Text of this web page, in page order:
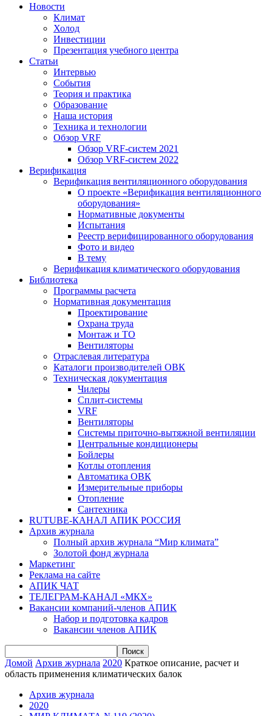
Новости
Климат
Холод
Инвестиции
Презентация учебного центра
Статьи
Интервью
События
Теория и практика
Образование
Наша история
Техника и технологии
Обзор VRF
Обзор VRF-систем 2021
Обзор VRF-систем 2022
Верификация
Верификация вентиляционного оборудования
О проекте «Верификация вентиляционного
оборудования»
Нормативные документы
Испытания
Реестр верифицированного оборудования
Фото и видео
В тему
Верификация климатического оборудования
Библиотека
Программы расчета
Нормативная документация
Проектирование
Охрана труда
Монтаж и ТО
Вентиляторы
Отраслевая литература
Каталоги производителей ОВК
Техническая документация
Чилеры
Сплит-системы
VRF
Вентиляторы
Системы приточно-вытяжной вентиляции
Центральные кондиционеры
Бойлеры
Котлы отопления
Автоматика ОВК
Измерительные приборы
Отопление
Сантехника
RUTUBE-КАНАЛ АПИК РОССИЯ
Архив журнала
Полный архив журнала “Мир климата”
Золотой фонд журнала
Маркетинг
Реклама на сайте
АПИК ЧАТ
ТЕЛЕГРАМ-КАНАЛ «МКХ»
Вакансии компаний-членов АПИК
Набор и подготовка кадров
Вакансии членов АПИК
Домой Архив журнала 2020 Краткое описание, расчет и
область применения климатических балок
Архив журнала
2020